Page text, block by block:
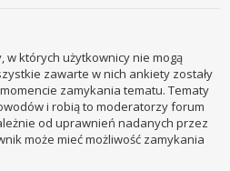
w których użytkownicy nie mogą
zawarte w nich ankiety zostały
zamykania tematu. Tematy
i robią to moderatorzy forum
od uprawnień nadanych przez
może mieć możliwość zamykania